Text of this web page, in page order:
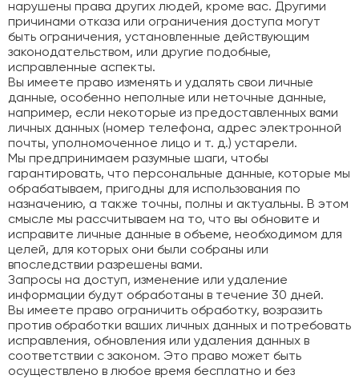
нарушены права других людей, кроме вас. Другими
причинами отказа или ограничения доступа могут
быть ограничения, установленные действующим
законодательством, или другие подобные,
исправленные аспекты.
Вы имеете право изменять и удалять свои личные
данные, особенно неполные или неточные данные,
например, если некоторые из предоставленных вами
личных данных (номер телефона, адрес электронной
почты, уполномоченное лицо и т. д.) устарели.
Мы предпринимаем разумные шаги, чтобы
гарантировать, что персональные данные, которые мы
обрабатываем, пригодны для использования по
назначению, а также точны, полны и актуальны. В этом
смысле мы рассчитываем на то, что вы обновите и
исправите личные данные в объеме, необходимом для
целей, для которых они были собраны или
впоследствии разрешены вами.
Запросы на доступ, изменение или удаление
информации будут обработаны в течение 30 дней.
Вы имеете право ограничить обработку, возразить
против обработки ваших личных данных и потребовать
исправления, обновления или удаления данных в
соответствии с законом. Это право может быть
осуществлено в любое время бесплатно и без